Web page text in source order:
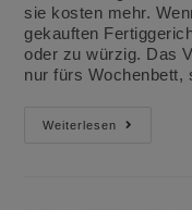
sie kosten mehr.
gekauften
oder zu würzig. Das
nur fürs
Weiterlesen
Vorkochen